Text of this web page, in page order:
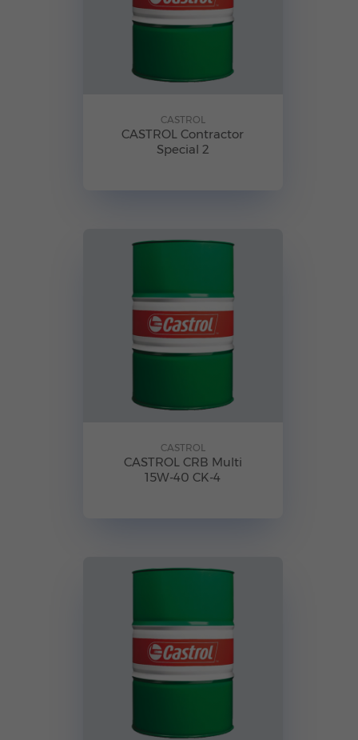
CASTROL
CASTROL Contractor
Special 2
CASTROL
CASTROL CRB Multi
15W-40 CK-4